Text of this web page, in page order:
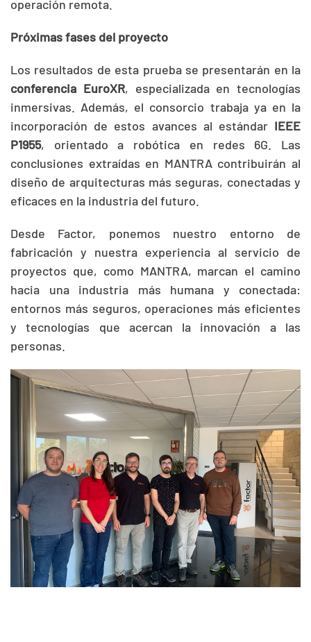
operación remota.
Próximas fases del proyecto
Los resultados de esta prueba se presentarán en la
conferencia EuroXR, especializada en tecnologías
inmersivas. Además, el consorcio trabaja ya en la
incorporación de estos avances al estándar IEEE
P1955, orientado a robótica en redes 6G. Las
conclusiones extraídas en MANTRA contribuirán al
diseño de arquitecturas más seguras, conectadas y
eficaces en la industria del futuro.
Desde Factor, ponemos nuestro entorno de
fabricación y nuestra experiencia al servicio de
proyectos que, como MANTRA, marcan el camino
hacia una industria más humana y conectada:
entornos más seguros, operaciones más eficientes
y tecnologías que acercan la innovación a las
personas.